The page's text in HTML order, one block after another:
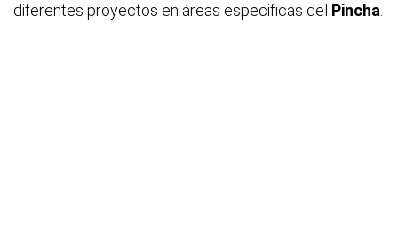
diferentes proyectos en áreas especificas del Pincha